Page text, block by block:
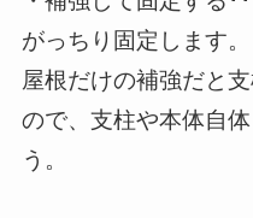
がっちり固定します。
屋根だけの補強だと
ので、支柱や本体自
う。